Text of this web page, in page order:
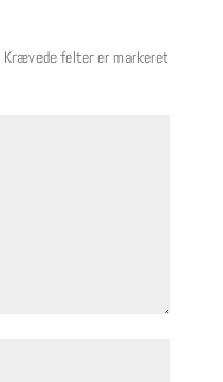
Krævede felter er markeret